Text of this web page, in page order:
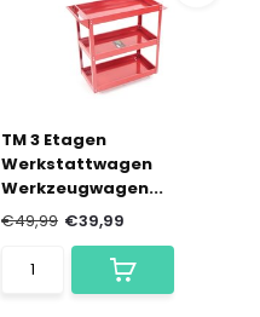
TM 3 Etagen
Werkstattwagen
Werkzeugwagen...
€49,99 €39,99